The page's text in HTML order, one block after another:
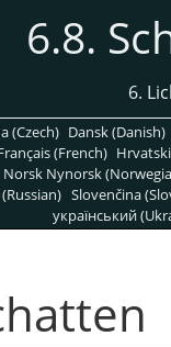
6.8.
6.
(Czech) Dansk (Danish)
(French)
Norsk Nynorsk
Slovenčina
український